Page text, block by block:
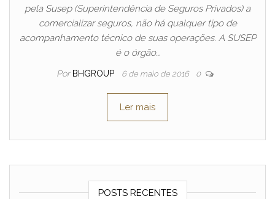
pela Susep (Superintendência de Seguros Privados) a
comercializar seguros, não há qualquer tipo de
acompanhamento técnico de suas operações. A SUSEP
é o órgão…
Por BHGROUP 6 de maio de 2016 0
Ler mais
POSTS RECENTES